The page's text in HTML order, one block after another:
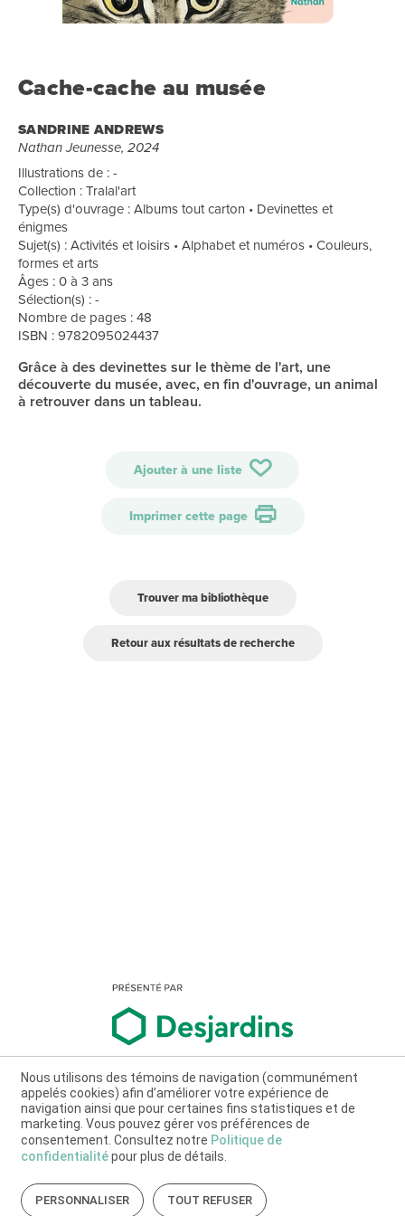
Cache-cache au musée
SANDRINE ANDREWS
Nathan Jeunesse, 2024
Illustrations de : -
Collection : Tralal'art
Type(s) d'ouvrage : Albums tout carton • Devinettes et
énigmes
Sujet(s) : Activités et loisirs • Alphabet et numéros • Couleurs,
formes et arts
Âges : 0 à 3 ans
Sélection(s) : -
Nombre de pages : 48
ISBN : 9782095024437
Grâce à des devinettes sur le thème de l'art, une
découverte du musée, avec, en fin d'ouvrage, un animal
à retrouver dans un tableau.
Ajouter à une liste
Imprimer cette page
Trouver ma bibliothèque
Retour aux résultats de recherche
Nous utilisons des témoins de navigation (communément
appelés cookies) afin d’améliorer votre expérience de
navigation ainsi que pour certaines fins statistiques et de
marketing. Vous pouvez gérer vos préférences de
consentement. Consultez notre Politique de
confidentialitépour plus de détails.
PERSONNALISER TOUT REFUSER